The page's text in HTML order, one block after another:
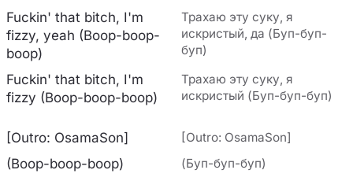
Fuckin' that bitch, I'm
fizzy, yeah (Boop-boop-
boop)
Трахаю эту суку, я
искристый, да (Буп-буп-
буп)
Fuckin' that bitch, I'm
fizzy (Boop-boop-boop)
Трахаю эту суку, я
искристый (Буп-буп-буп)
[Outro: OsamaSon] [Outro: OsamaSon]
(Boop-boop-boop) (Буп-буп-буп)